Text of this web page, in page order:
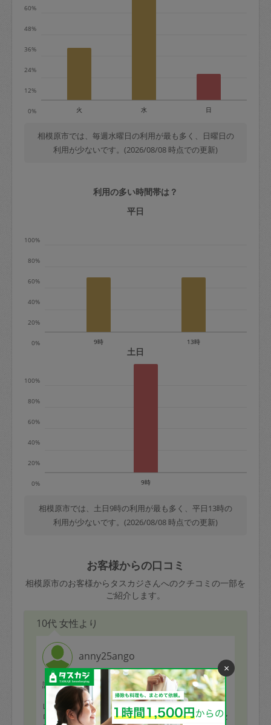
金曜日9時～土曜日8時まで＝依頼金額の
＋交通費全額
依頼者不在による当日キャンセル＝依頼
金額の100%＋交通費全額
定期契約をキャンセルする場合、毎週定
期は月2回まで隔週定期は月1回までキャ
※キャンセル料金の設定について：
定期依頼1回（3時間）の金額とスポット
0%
12%
24%
36%
48%
60%
火 水 日
相模原市では、毎週水曜日の利用が最も多く、日曜日の
利用が少ないです。(2026/08/08 時点での更新)
利用の多い時間帯は？
平日
0%
20%
40%
60%
80%
100%
9時 13時
土日
0%
20%
40%
60%
80%
100%
9時
相模原市では、土日9時の利用が最も多く、平日13時の
利用が少ないです。(2026/08/08 時点での更新)
お客様からの口コミ
相模原市のお客様からタスカジさんへのクチコミの一部を
ご紹介します。
10代 女性より
anny25ango
評価：
【田町テストセンターレビュー】掃除（キッチン・トイ
レ・お風呂・洗面所・リビング）を実施しました。・プ
ロセスチェック（4点）タスカジさんマニュアルのプロセ
×